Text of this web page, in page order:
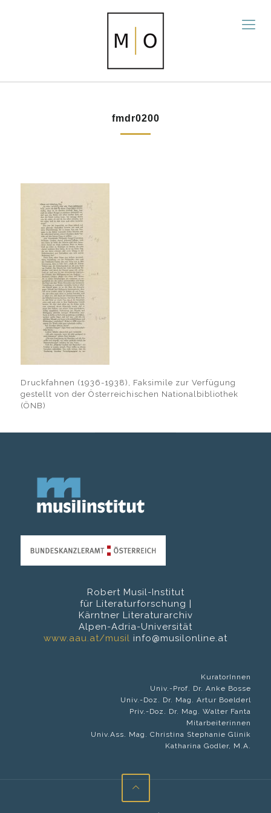
fmdr0200
Druckfahnen (1936-1938), Faksimile zur Verfügung
gestellt von der Österreichischen Nationalbibliothek
(ÖNB)
Robert Musil-Institut
für Literaturforschung |
Kärntner Literaturarchiv
Alpen-Adria-Universität
www.aau.at/musil info@musilonline.at
KuratorInnen
Univ.-Prof. Dr. Anke Bosse
Univ.-Doz. Dr. Mag. Artur Boelderl
Priv.-Doz. Dr. Mag. Walter Fanta
Mitarbeiterinnen
Univ.Ass. Mag. Christina Stephanie Glinik
Katharina Godler, M.A.